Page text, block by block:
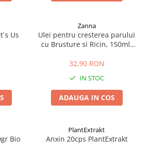
Us
Zanna
Ulei pentru cresterea parului
cu Brusture si Ricin, 150ml,
32,90 RON
IN STOC
ADAUGA IN COS
Bio
PlantExtrakt
Anxin 20cps PlantExtrakt